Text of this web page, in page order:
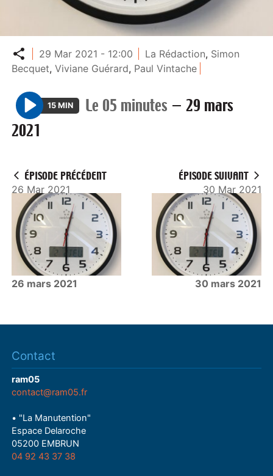
Partager
29 Mar 2021 - 12:00 La Rédaction, Simon
Becquet,Viviane Guérard, Paul Vintache
P
l
15 MIN Le 05 minutes — 29 mars
2021
ÉPISODE PRÉCÉDENT
26 Mar 2021
26 mars 2021
ÉPISODE SUIVANT
30 Mar 2021
30 mars 2021
Contact
ram05
contact@ram05.fr
• "La Manutention"
Espace Delaroche
05200 EMBRUN
04 92 43 37 38